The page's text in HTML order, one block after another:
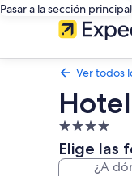
Pasar a la sección principal
Ver todos
Alojamiento
de
4.0 estrellas
Elige las
¿A